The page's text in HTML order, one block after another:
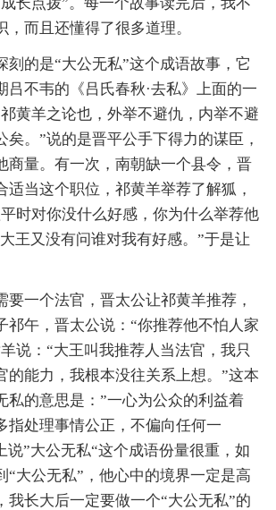
，而且还懂得了很多道理。
刻的是“大公无私”这个成语故事，它
吕不韦的《吕氏春秋·去私》上面的一
黄羊之论也，外举不避仇，内举不避
矣。”说的是晋平公手下得力的谋臣，
商量。有一次，南朝缺一个县令，晋
适当这个职位，祁黄羊举荐了解狐，
时对你没什么好感，你为什么举荐他
王又没有问谁对我有好感。”于是让
要一个法官，晋太公让祁黄羊推荐，
祁午，晋太公说：“你推荐他不怕人家
说：“大王叫我推荐人当法官，我只
的能力，我根本没往关系上想。”这本
私的意思是：”一心为公众的利益着
指处理事情公正，不偏向任何一
说”大公无私“这个成语份量很重，如
“大公无私”，他心中的境界一定是高
我长大后一定要做一个“大公无私”的